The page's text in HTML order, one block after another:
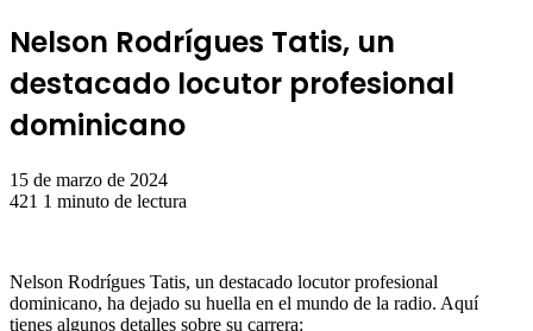
Nelson Rodrígues Tatis, un
destacado locutor profesional
dominicano
15 de marzo de 2024
421 1 minuto de lectura
Nelson Rodrígues Tatis, un destacado locutor profesional
dominicano, ha dejado su huella en el mundo de la radio. Aquí
tienes algunos detalles sobre su carrera: